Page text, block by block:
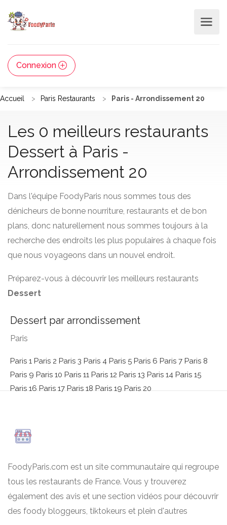
Connexion
Accueil Paris Restaurants Paris - Arrondissement 20
Les 0 meilleurs restaurants
Dessert à Paris -
Arrondissement 20
Dans l'équipe FoodyParis nous sommes tous des
dénicheurs de bonne nourriture, restaurants et de bon
plans, donc naturellement nous sommes toujours à la
recherche des endroits les plus populaires à chaque fois
que nous voyageons dans un nouvel endroit.
Préparez-vous à découvrir les meilleurs restaurants
Dessert
Dessert par arrondissement
Paris
Paris 1 Paris 2 Paris 3 Paris 4 Paris 5 Paris 6 Paris 7 Paris 8
Paris 9 Paris 10 Paris 11 Paris 12 Paris 13 Paris 14 Paris 15
Paris 16 Paris 17 Paris 18 Paris 19 Paris 20
FoodyParis.com est un site communautaire qui regroupe
tous les restaurants de France. Vous y trouverez
également des avis et une section vidéos pour découvrir
des foody bloggeurs, tiktokeurs et plein d'autres